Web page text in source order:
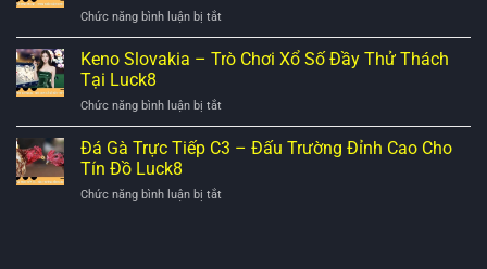
Tiếp
Nhanh
Nhất
Chơi
Và
Mẹo
Kết
Quả
Nhanh
Chức năng bình luận bị tắt
Xổ
Số
–
Tham
Khảo
Cơ
Keno Slovakia – Trò Chơi Xổ Số Đầy Thử Thách
Tại Luck8
Chức năng bình luận bị tắt
Keno
Slovakia
Chơi
Đá Gà Trực Tiếp C3 – Đấu Trường Đỉnh Cao Cho
Tín Đồ Luck8
Chức năng bình luận bị tắt